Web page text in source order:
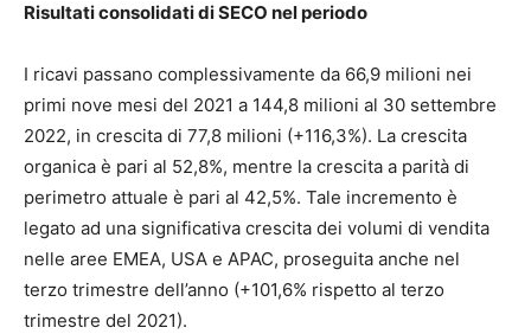
Risultati consolidati di SECO nel periodo
I ricavi passano complessivamente da 66,9 milioni nei
primi nove mesi del 2021 a 144,8 milioni al 30 settembre
2022, in crescita di 77,8 milioni (+116,3%). La crescita
organica è pari al 52,8%, mentre la crescita a parità di
perimetro attuale è pari al 42,5%. Tale incremento è
legato ad una significativa crescita dei volumi di vendita
nelle aree EMEA, USA e APAC, proseguita anche nel
terzo trimestre dell’anno (+101,6% rispetto al terzo
trimestre del 2021).